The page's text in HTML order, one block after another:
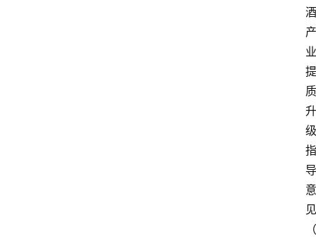
酒
产
业
提
质
升
级
指
导
意
见
（